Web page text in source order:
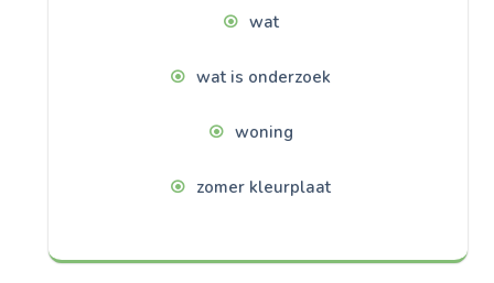
wat
wat is onderzoek
woning
zomer kleurplaat